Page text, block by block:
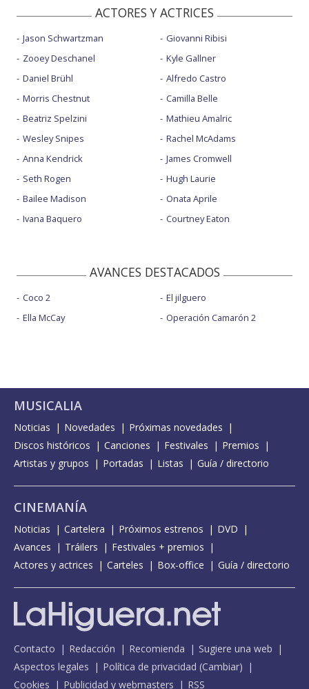
ACTORES Y ACTRICES
Jason Schwartzman
Zooey Deschanel
Daniel Brühl
Morris Chestnut
Beatriz Spelzini
Wesley Snipes
Anna Kendrick
Seth Rogen
Bailee Madison
Ivana Baquero
Giovanni Ribisi
Kyle Gallner
Alfredo Castro
Camilla Belle
Mathieu Amalric
Rachel McAdams
James Cromwell
Hugh Laurie
Onata Aprile
Courtney Eaton
AVANCES DESTACADOS
Coco 2
Ella McCay
El jilguero
Operación Camarón 2
MUSICALIA
Noticias Novedades
Próximas novedades
Discos históricos
Canciones Festivales
Premios
Artistas y grupos
Portadas Listas Guía / directorio
CINEMANÍA
Noticias Cartelera Próximos estrenos
DVD
Avances
Tráilers
Festivales + premios
Actores y actrices
Carteles Box-office Guía / directorio
Contacto Redacción Recomienda
Sugiere una web
Aspectos legales
Política de privacidad (Cambiar)
Cookies
Publicidad y webmasters RSS